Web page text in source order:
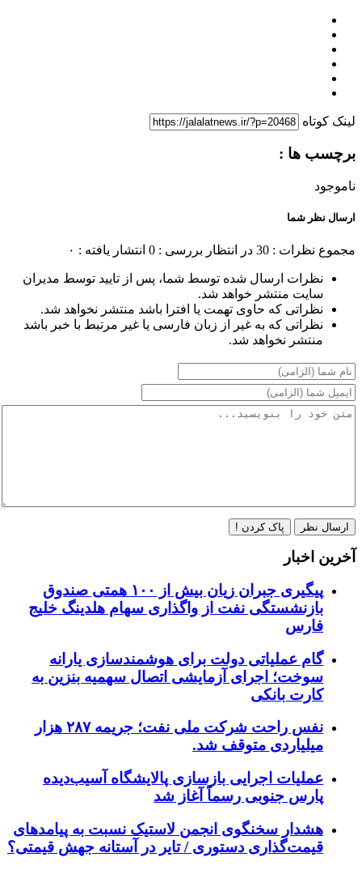
لینک کوتاه
برچسب ها :
ناموجود
ارسال نظر شما
مجموع نظرات : 30 در انتظار بررسی : 0 انتشار یافته : ۰
نظرات ارسال شده توسط شما، پس از تایید توسط مدیران
سایت منتشر خواهد شد.
نظراتی که حاوی تهمت یا افترا باشد منتشر نخواهد شد.
نظراتی که به غیر از زبان فارسی یا غیر مرتبط با خبر باشد
منتشر نخواهد شد.
ارسال نظر پاک کردن !
آخرین اخبار
پیگیری جبران زیان بیش از ۱۰۰ همتی صندوق
بازنشستگی نفت از واگذاری سهام هلدینگ خلیج
فارس
گام عملیاتی دولت برای هوشمندسازی یارانه
سوخت؛ اجرای آزمایشی اتصال سهمیه بنزین به
کارت بانکی
نفس راحت شرکت ملی نفت؛ جریمه ۲۸۷ هزار
میلیاردی متوقف شد.
عملیات اجرایی بازسازی پالایشگاه آسیب‌دیده
پارس جنوبی رسماً آغاز شد
هشدار سخنگوی انجمن لاستیک نسبت به پیامدهای
قیمت‌گذاری دستوری / تایر در آستانه جهش قیمتی؟